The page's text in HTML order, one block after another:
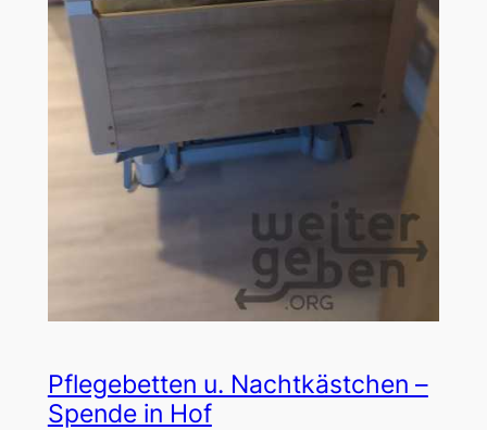
Pflegebetten u. Nachtkästchen –
Spende in Hof